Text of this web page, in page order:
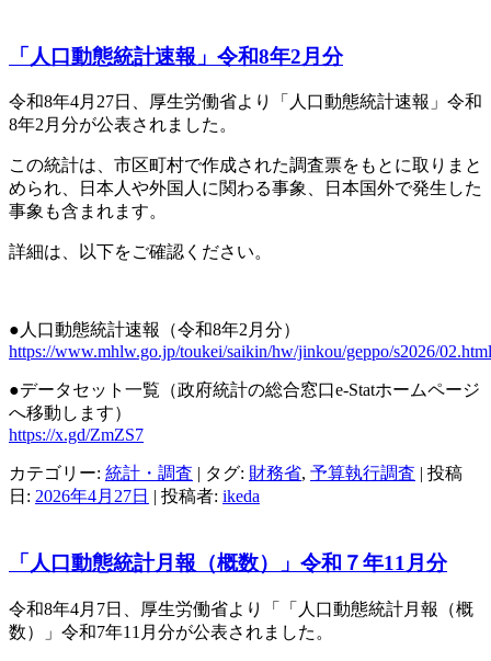
「人口動態統計速報」令和8年2月分
令和8年4月27日、厚生労働省より「人口動態統計速報」令和
8年2月分が公表されました。
この統計は、市区町村で作成された調査票をもとに取りまと
められ、日本人や外国人に関わる事象、日本国外で発生した
事象も含まれます。
詳細は、以下をご確認ください。
●人口動態統計速報（令和8年2月分）
https://www.mhlw.go.jp/toukei/saikin/hw/jinkou/geppo/s2026/02.html
●データセット一覧（政府統計の総合窓口e-Statホームページ
へ移動します）
https://x.gd/ZmZS7
カテゴリー: 統計・調査 | タグ: 財務省, 予算執行調査 | 投稿
日: 2026年4月27日 | 投稿者: ikeda
「人口動態統計月報（概数）」令和７年11月分
令和8年4月7日、厚生労働省より「「人口動態統計月報（概
数）」令和7年11月分が公表されました。